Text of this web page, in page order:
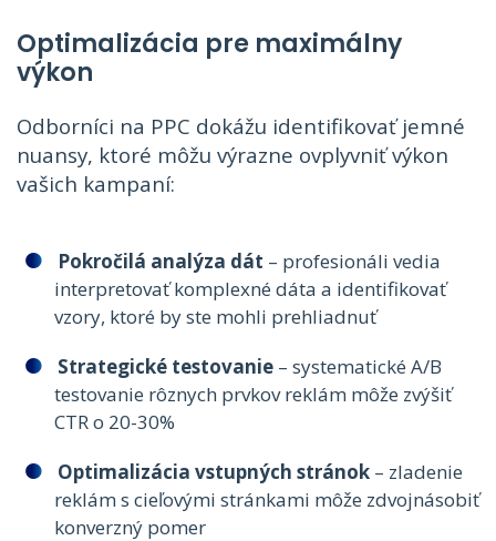
Optimalizácia pre maximálny
výkon
Odborníci na PPC dokážu identifikovať jemné
nuansy, ktoré môžu výrazne ovplyvniť výkon
vašich kampaní:
Pokročilá analýza dát – profesionáli vedia
interpretovať komplexné dáta a identifikovať
vzory, ktoré by ste mohli prehliadnuť
Strategické testovanie– systematické A/B
testovanie rôznych prvkov reklám môže zvýšiť
CTR o 20-30%
Optimalizácia vstupných stránok– zladenie
reklám s cieľovými stránkami môže zdvojnásobiť
konverzný pomer